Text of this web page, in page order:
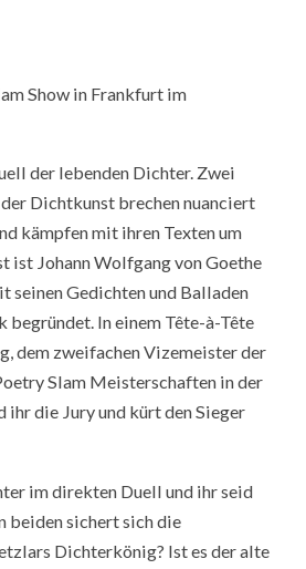
Show in Frankfurt im
der lebenden Dichter. Zwei
Dichtkunst brechen nuanciert
kämpfen mit ihren Texten um
ist Johann Wolfgang von Goethe
seinen Gedichten und Balladen
begründet. In einem Tête-à-Tête
dem zweifachen Vizemeister der
Slam Meisterschaften in der
ihr die Jury und kürt den Sieger
im direkten Duell und ihr seid
beiden sichert sich die
Dichterkönig? Ist es der alte